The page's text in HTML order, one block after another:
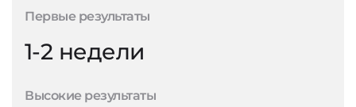
Первые результаты
1-2 недели
Высокие результаты